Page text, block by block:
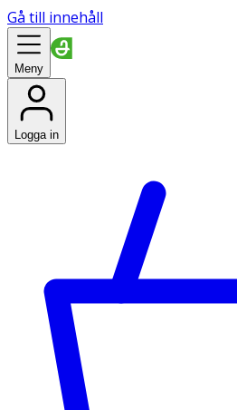
Gå till innehåll
Meny
Logga in